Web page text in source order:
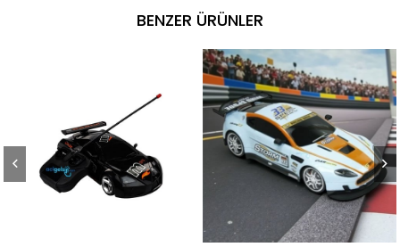
BENZER ÜRÜNLER